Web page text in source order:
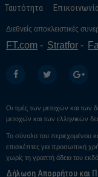
Ταυτότητα
Διεθνείς αποκλειστικές
FT.com Stratfor
Οι τιμές των μετοχών και των
μετοχών και των ελληνικών
Το σύνολο του περιεχομένου
επισκέπτες για προσωπική
χωρίς τη γραπτή άδεια του
Δήλωση Απορρήτου και